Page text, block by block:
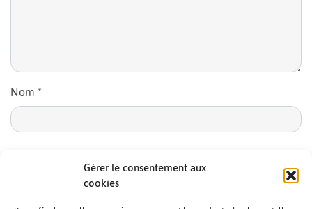
Gérer le consentement aux
cookies
Nom *